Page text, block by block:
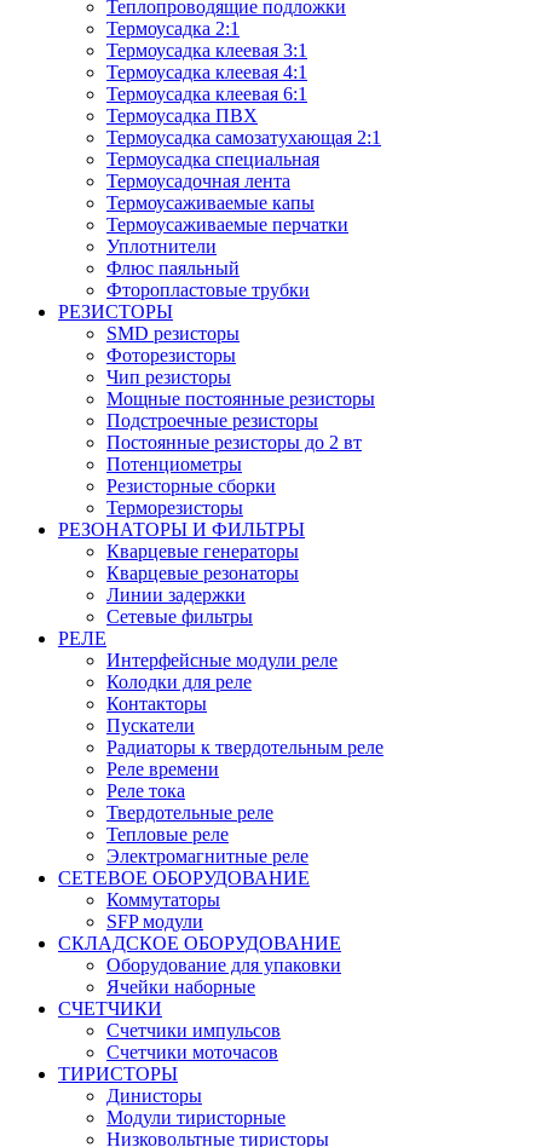
Теплопроводящие подложки
Термоусадка 2:1
Термоусадка клеевая 3:1
Термоусадка клеевая 4:1
Термоусадка клеевая 6:1
Термоусадка ПВХ
Термоусадка самозатухающая 2:1
Термоусадка специальная
Термоусадочная лента
Термоусаживаемые капы
Термоусаживаемые перчатки
Уплотнители
Флюс паяльный
Фторопластовые трубки
РЕЗИСТОРЫ
SMD резисторы
Фоторезисторы
Чип резисторы
Мощные постоянные резисторы
Подстроечные резисторы
Постоянные резисторы до 2 вт
Потенциометры
Резисторные сборки
Терморезисторы
РЕЗОНАТОРЫ И ФИЛЬТРЫ
Кварцевые генераторы
Кварцевые резонаторы
Линии задержки
Сетевые фильтры
РЕЛЕ
Интерфейсные модули реле
Колодки для реле
Контакторы
Пускатели
Радиаторы к твердотельным реле
Реле времени
Реле тока
Твердотельные реле
Тепловые реле
Электромагнитные реле
СЕТЕВОЕ ОБОРУДОВАНИЕ
Коммутаторы
SFP модули
СКЛАДСКОЕ ОБОРУДОВАНИЕ
Оборудование для упаковки
Ячейки наборные
СЧЕТЧИКИ
Счетчики импульсов
Счетчики моточасов
ТИРИСТОРЫ
Динисторы
Модули тиристорные
Низковольтные тиристоры